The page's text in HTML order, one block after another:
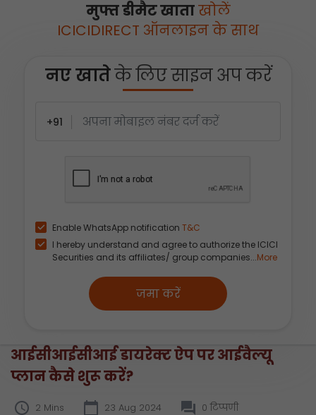
मुफ्त डीमैट खाताखोलें
ICICIDIRECT ऑनलाइन के साथ
नए खातेके लिए साइन अप करें
+91
Enable WhatsApp notification T&C
I hereby understand and agree to authorize the ICICI
Securities and its affiliates/ group companies...More
जमा करें
आईसीआईसीआई डायरेक्ट ऐप पर आईवैल्यू
प्लान कैसे शुरू करें?
2 Mins 23 Aug 2024
0 टिप्पणी